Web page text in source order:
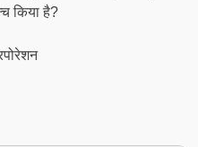
किया है?